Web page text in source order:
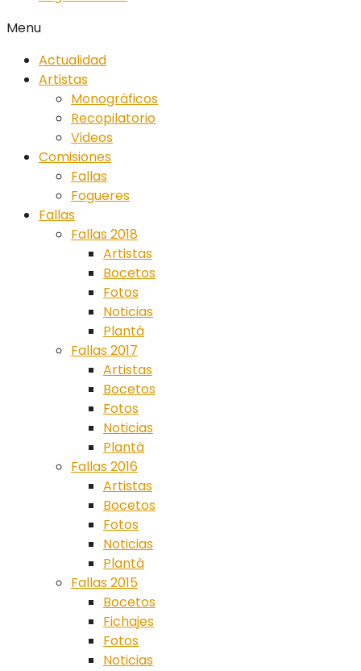
Menu
Actualidad
Artistas
Monográficos
Recopilatorio
Videos
Comisiones
Fallas
Fogueres
Fallas
Fallas 2018
Artistas
Bocetos
Fotos
Noticias
Plantá
Fallas 2017
Artistas
Bocetos
Fotos
Noticias
Plantà
Fallas 2016
Artistas
Bocetos
Fotos
Noticias
Plantà
Fallas 2015
Bocetos
Fichajes
Fotos
Noticias